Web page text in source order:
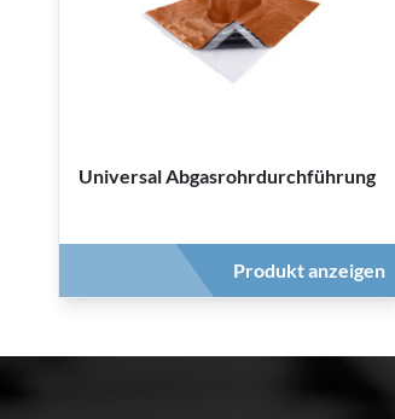
Universal Abgasrohrdurchführung
Produkt anzeigen